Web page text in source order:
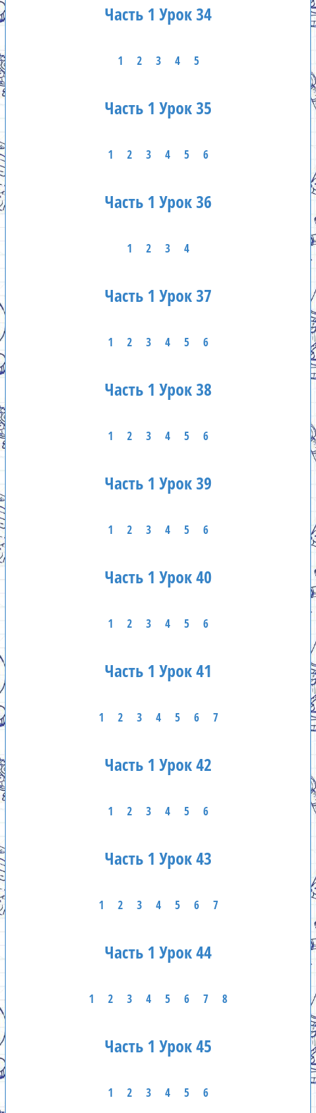
Часть 1 Урок 34
1 2 3 4 5
Часть 1 Урок 35
1 2 3 4 5 6
Часть 1 Урок 36
1 2 3 4
Часть 1 Урок 37
1 2 3 4 5 6
Часть 1 Урок 38
1 2 3 4 5 6
Часть 1 Урок 39
1 2 3 4 5 6
Часть 1 Урок 40
1 2 3 4 5 6
Часть 1 Урок 41
1 2 3 4 5 6 7
Часть 1 Урок 42
1 2 3 4 5 6
Часть 1 Урок 43
1 2 3 4 5 6 7
Часть 1 Урок 44
1 2 3 4 5 6 7 8
Часть 1 Урок 45
1 2 3 4 5 6